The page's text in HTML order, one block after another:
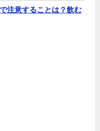
注意することは？飲む